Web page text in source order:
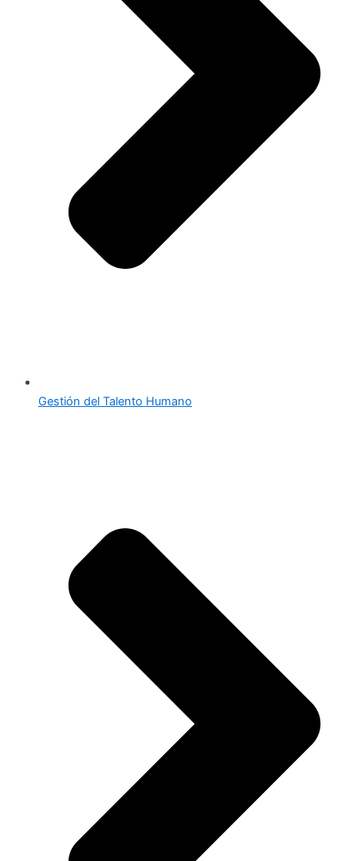
Gestión del Talento Humano